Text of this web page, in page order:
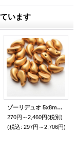
います
ゾーリデュオ 5x8mm ブラスゴールド（30/300個）【右】【左】
270円～2,460円(税別)
(税込: 297円～2,706円)